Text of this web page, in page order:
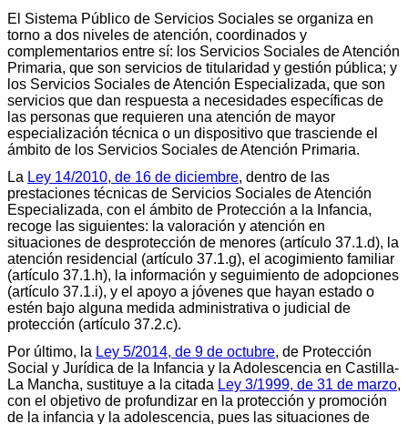
El Sistema Público de Servicios Sociales se organiza en
torno a dos niveles de atención, coordinados y
complementarios entre sí: los Servicios Sociales de Atención
Primaria, que son servicios de titularidad y gestión pública; y
los Servicios Sociales de Atención Especializada, que son
servicios que dan respuesta a necesidades específicas de
las personas que requieren una atención de mayor
especialización técnica o un dispositivo que trasciende el
ámbito de los Servicios Sociales de Atención Primaria.
La Ley 14/2010, de 16 de diciembre, dentro de las
prestaciones técnicas de Servicios Sociales de Atención
Especializada, con el ámbito de Protección a la Infancia,
recoge las siguientes: la valoración y atención en
situaciones de desprotección de menores (artículo 37.1.d), la
atención residencial (artículo 37.1.g), el acogimiento familiar
(artículo 37.1.h), la información y seguimiento de adopciones
(artículo 37.1.i), y el apoyo a jóvenes que hayan estado o
estén bajo alguna medida administrativa o judicial de
protección (artículo 37.2.c).
Por último, la Ley 5/2014, de 9 de octubre, de Protección
Social y Jurídica de la Infancia y la Adolescencia en Castilla-
La Mancha, sustituye a la citada Ley 3/1999, de 31 de marzo,
con el objetivo de profundizar en la protección y promoción
de la infancia y la adolescencia, pues las situaciones de